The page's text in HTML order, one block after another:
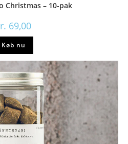
Christmas – 10-pak
69,00
Køb nu